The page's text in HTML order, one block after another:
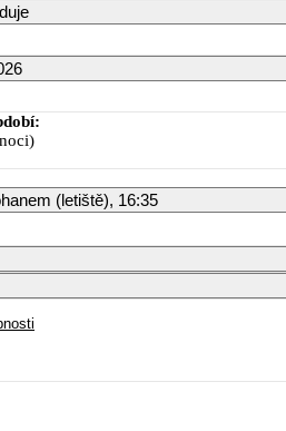
Srpen 2026
ÚT ST ČT PÁ
(letiště), 16:35